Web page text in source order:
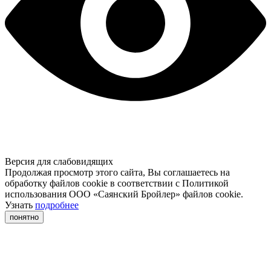
Версия для слабовидящих
Продолжая просмотр этого сайта, Вы соглашаетесь на
обработку файлов cookie в соответствии с Политикой
использования ООО «Саянский Бройлер» файлов cookie.
Узнать подробнее
понятно